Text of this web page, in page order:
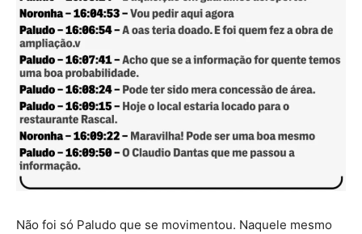
Não foi só Paludo que se movimentou. Naquele mesmo